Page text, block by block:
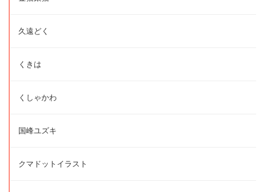
久遠どく
くきは
くしゃかわ
国峰ユズキ
クマドットイラスト